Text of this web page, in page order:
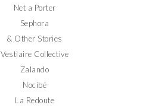
Net a Porter
Sephora
& Other Stories
Vestiaire Collective
Zalando
Nocibé
La Redoute